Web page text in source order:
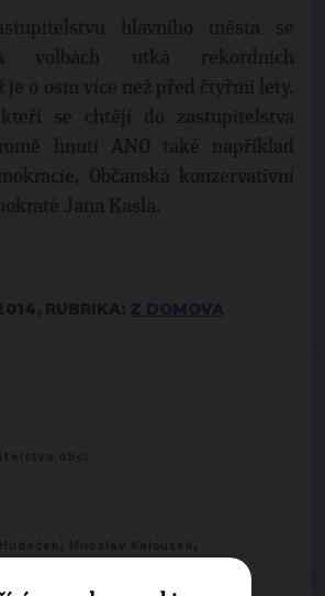
hlavního města se
volbách utká rekordních
je o osm více než před čtyřmi lety.
kteří se chtějí do zastupitelstva
hnutí ANO také například
Občanská konzervativní
Jana Kasla.
RUBRIKA:
obcí
, Miroslav Kalousek ,